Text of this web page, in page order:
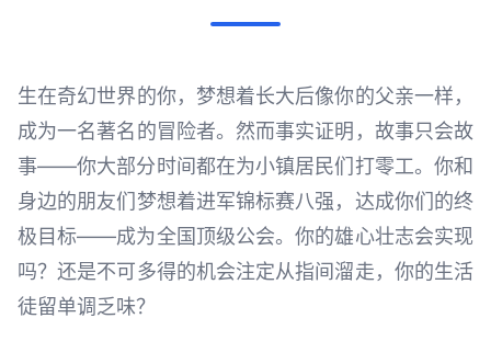
生在奇幻世界的你，梦想着长大后像你的父亲一样，
成为一名著名的冒险者。然而事实证明，故事只会故
事——你大部分时间都在为小镇居民们打零工。你和
身边的朋友们梦想着进军锦标赛八强，达成你们的终
极目标——成为全国顶级公会。你的雄心壮志会实现
吗？还是不可多得的机会注定从指间溜走，你的生活
徒留单调乏味？